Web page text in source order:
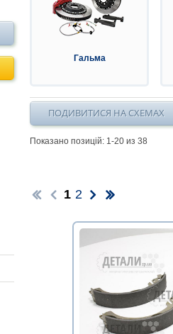
Гальма
ПОДИВИТИСЯ НА СХЕМАХ
Показано позицій: 1-20 из 38
1 2